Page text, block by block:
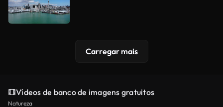
Carregar mais
Vídeos de banco de imagens gratuitos
Natureza